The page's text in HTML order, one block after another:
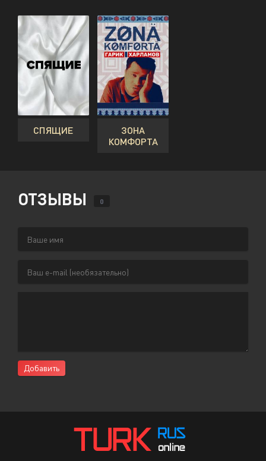
СПЯЩИЕ
ЗОНА
КОМФОРТА
ОТЗЫВЫ 0
Добавить